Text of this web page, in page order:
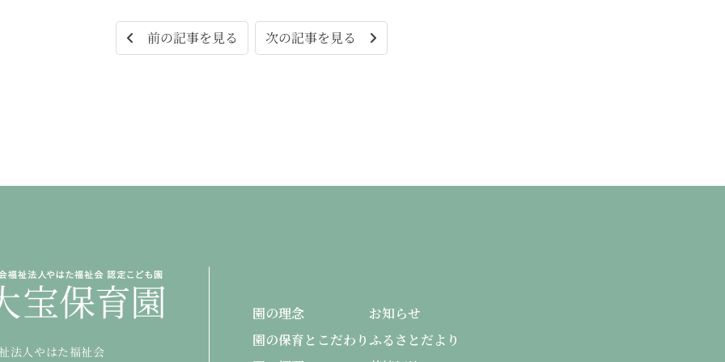
前の記事を見る 次の記事を見る
法人やはた福祉会
園の理念
園の保育とこだわり
お知らせ
ふるさとだより